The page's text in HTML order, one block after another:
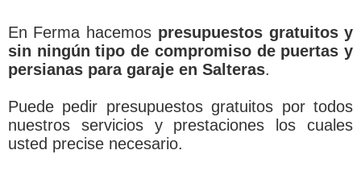
En Ferma hacemos presupuestos gratuitos y
sin ningún tipo de compromiso de puertas y
persianas para garaje en Salteras.
Puede pedir presupuestos gratuitos por todos
nuestros servicios y prestaciones los cuales
usted precise necesario.